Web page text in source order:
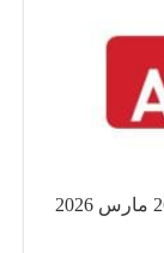
عروض الراية ماركت اليوم 16 مارس حتى 26 مارس 2026